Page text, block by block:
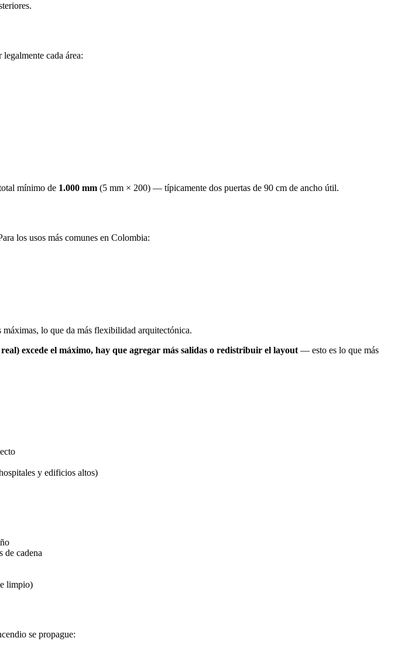
cada área:
mínimo de 1.000 mm (5 mm × 200) — típicamente dos puertas de 90 cm de ancho útil.
los usos más comunes en Colombia:
lo que da más flexibilidad arquitectónica.
excede el máximo, hay que agregar más salidas o redistribuir el layout — esto es lo que más
y edificios altos)
de cadena
limpio)
se propague: